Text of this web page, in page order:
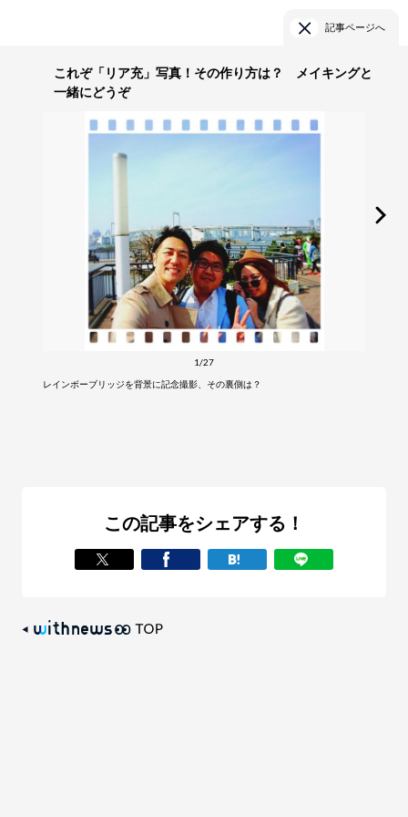
記事ページへ
これぞ「リア充」写真！その作り方は？ メイキングと
一緒にどうぞ
1/27
レインボーブリッジを背景に記念撮影、その裏側は？
この記事をシェアする！